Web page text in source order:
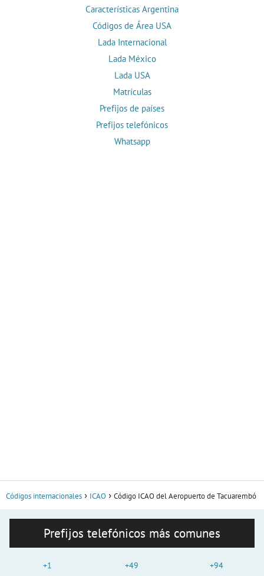
Características Argentina
Códigos de Área USA
Lada Internacional
Lada México
Lada USA
Matrículas
Prefijos de países
Prefijos telefónicos
Whatsapp
Códigos internacionales ICAO Código ICAO del Aeropuerto de Tacuarembó
Prefijos telefónicos más comunes
+1
+49
+94